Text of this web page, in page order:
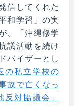
信してくれた
和学習」の実
、「沖縄修学
議活動を続け
バイザーとし
の私立学校の
故で亡くなっ
対協議会」